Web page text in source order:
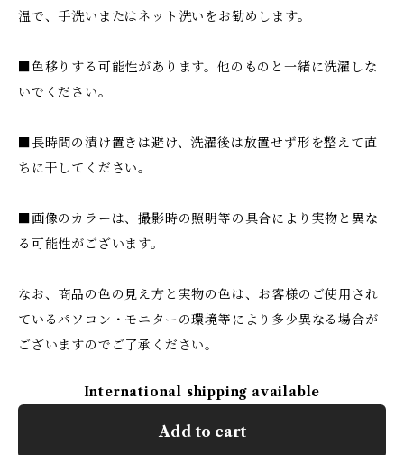
温で、手洗いまたはネット洗いをお勧めします。
■色移りする可能性があります。他のものと一緒に洗濯しな
いでください。
■長時間の漬け置きは避け、洗濯後は放置せず形を整えて直
ちに干してください。
■画像のカラーは、撮影時の照明等の具合により実物と異な
る可能性がございます。
なお、商品の色の見え方と実物の色は、お客様のご使用され
ているパソコン・モニターの環境等により多少異なる場合が
ございますのでご了承ください。
International shipping available
Add to cart